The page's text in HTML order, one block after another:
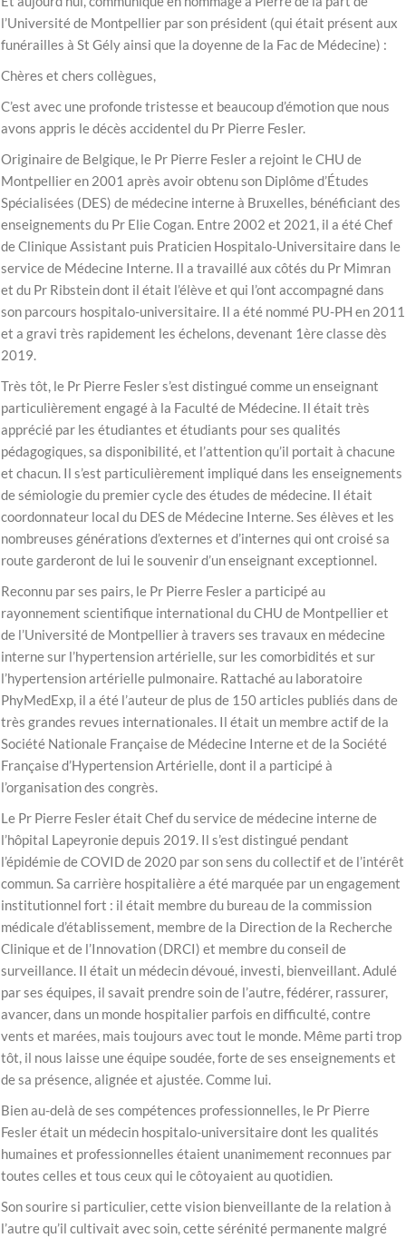
l’Université de Montpellier par son président (qui était présent aux
funérailles à St Gély ainsi que la doyenne de la Fac de Médecine) :
Chères et chers collègues,
C’est avec une profonde tristesse et beaucoup d’émotion que nous
avons appris le décès accidentel du Pr Pierre Fesler.
Originaire de Belgique, le Pr Pierre Fesler a rejoint le CHU de
Montpellier en 2001 après avoir obtenu son Diplôme d’Études
Spécialisées (DES) de médecine interne à Bruxelles, bénéficiant des
enseignements du Pr Elie Cogan. Entre 2002 et 2021, il a été Chef
de Clinique Assistant puis Praticien Hospitalo-Universitaire dans le
service de Médecine Interne. Il a travaillé aux côtés du Pr Mimran
et du Pr Ribstein dont il était l’élève et qui l’ont accompagné dans
son parcours hospitalo-universitaire. Il a été nommé PU-PH en 2011
et a gravi très rapidement les échelons, devenant 1ère classe dès
2019.
Très tôt, le Pr Pierre Fesler s’est distingué comme un enseignant
particulièrement engagé à la Faculté de Médecine. Il était très
apprécié par les étudiantes et étudiants pour ses qualités
pédagogiques, sa disponibilité, et l’attention qu’il portait à chacune
et chacun. Il s’est particulièrement impliqué dans les enseignements
de sémiologie du premier cycle des études de médecine. Il était
coordonnateur local du DES de Médecine Interne. Ses élèves et les
nombreuses générations d’externes et d’internes qui ont croisé sa
route garderont de lui le souvenir d’un enseignant exceptionnel.
Reconnu par ses pairs, le Pr Pierre Fesler a participé au
rayonnement scientifique international du CHU de Montpellier et
de l’Université de Montpellier à travers ses travaux en médecine
interne sur l’hypertension artérielle, sur les comorbidités et sur
l’hypertension artérielle pulmonaire. Rattaché au laboratoire
PhyMedExp, il a été l’auteur de plus de 150 articles publiés dans de
très grandes revues internationales. Il était un membre actif de la
Société Nationale Française de Médecine Interne et de la Société
Française d’Hypertension Artérielle, dont il a participé à
l’organisation des congrès.
Le Pr Pierre Fesler était Chef du service de médecine interne de
l’hôpital Lapeyronie depuis 2019. Il s’est distingué pendant
l’épidémie de COVID de 2020 par son sens du collectif et de l’intérêt
commun. Sa carrière hospitalière a été marquée par un engagement
institutionnel fort : il était membre du bureau de la commission
médicale d’établissement, membre de la Direction de la Recherche
Clinique et de l’Innovation (DRCI) et membre du conseil de
surveillance. Il était un médecin dévoué, investi, bienveillant. Adulé
par ses équipes, il savait prendre soin de l’autre, fédérer, rassurer,
avancer, dans un monde hospitalier parfois en difficulté, contre
vents et marées, mais toujours avec tout le monde. Même parti trop
tôt, il nous laisse une équipe soudée, forte de ses enseignements et
de sa présence, alignée et ajustée. Comme lui.
Bien au-delà de ses compétences professionnelles, le Pr Pierre
Fesler était un médecin hospitalo-universitaire dont les qualités
humaines et professionnelles étaient unanimement reconnues par
toutes celles et tous ceux qui le côtoyaient au quotidien.
Son sourire si particulier, cette vision bienveillante de la relation à
l’autre qu’il cultivait avec soin, cette sérénité permanente malgré